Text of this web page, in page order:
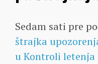
Sedam sati pre
štrajka
u Kontroli letenja